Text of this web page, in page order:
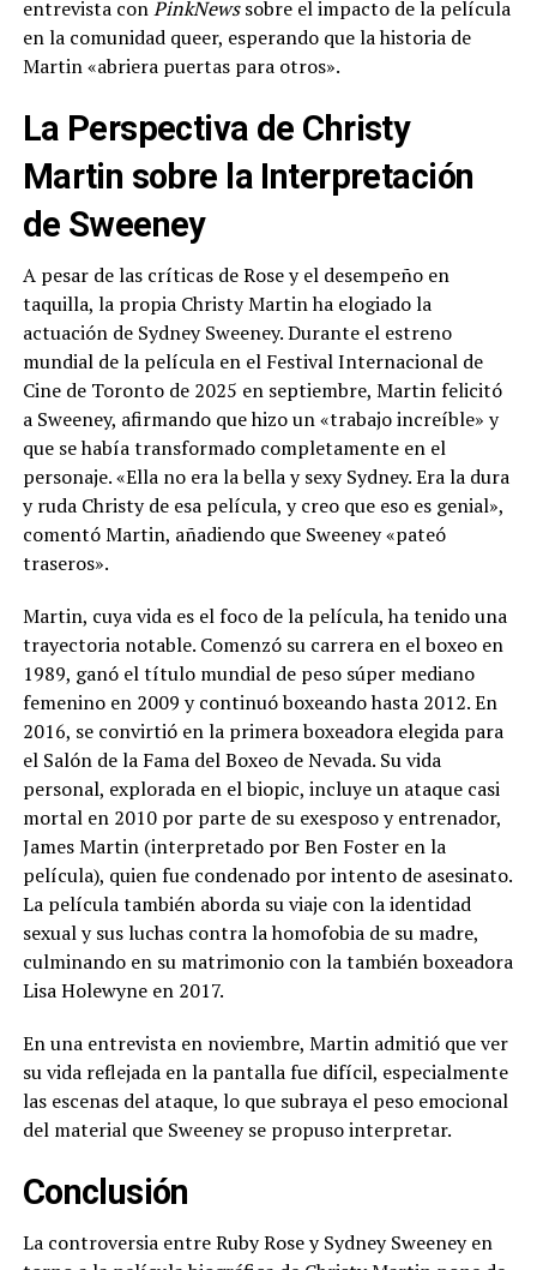
entrevista conPinkNewssobre el impacto de la película
en la comunidad queer, esperando que la historia de
Martin «abriera puertas para otros».
La Perspectiva de Christy
Martin sobre la Interpretación
de Sweeney
A pesar de las críticas de Rose y el desempeño en
taquilla, la propia Christy Martin ha elogiado la
actuación de Sydney Sweeney. Durante el estreno
mundial de la película en el Festival Internacional de
Cine de Toronto de 2025 en septiembre, Martin felicitó
a Sweeney, afirmando que hizo un «trabajo increíble» y
que se había transformado completamente en el
personaje. «Ella no era la bella y sexy Sydney. Era la dura
y ruda Christy de esa película, y creo que eso es genial»,
comentó Martin, añadiendo que Sweeney «pateó
traseros».
Martin, cuya vida es el foco de la película, ha tenido una
trayectoria notable. Comenzó su carrera en el boxeo en
1989, ganó el título mundial de peso súper mediano
femenino en 2009 y continuó boxeando hasta 2012. En
2016, se convirtió en la primera boxeadora elegida para
el Salón de la Fama del Boxeo de Nevada. Su vida
personal, explorada en el biopic, incluye un ataque casi
mortal en 2010 por parte de su exesposo y entrenador,
James Martin (interpretado por Ben Foster en la
película), quien fue condenado por intento de asesinato.
La película también aborda su viaje con la identidad
sexual y sus luchas contra la homofobia de su madre,
culminando en su matrimonio con la también boxeadora
Lisa Holewyne en 2017.
En una entrevista en noviembre, Martin admitió que ver
su vida reflejada en la pantalla fue difícil, especialmente
las escenas del ataque, lo que subraya el peso emocional
del material que Sweeney se propuso interpretar.
Conclusión
La controversia entre Ruby Rose y Sydney Sweeney en